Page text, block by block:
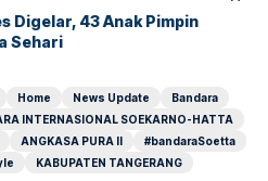
Digelar, 43 Anak Pimpin
Sehari
Home News Update
Bandara
INTERNASIONAL SOEKARNO-HATTA
ANGKASA PURA II
#bandaraSoetta
KABUPATEN TANGERANG